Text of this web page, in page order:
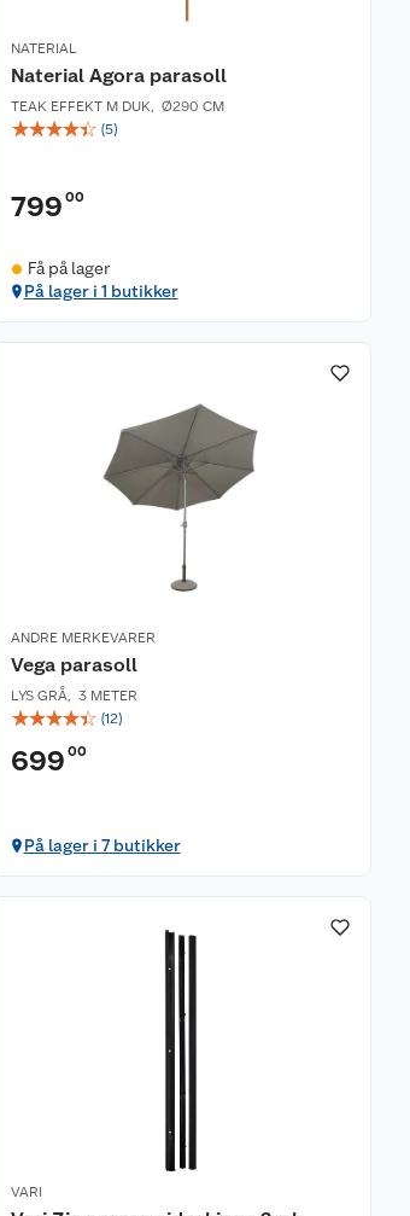
NATERIAL
Naterial Agora parasoll
TEAK EFFEKT M DUK, Ø290 CM
☆☆☆☆☆ (5)
799 00
Få på lager
På lager i 1 butikker
ANDRE MERKEVARER
Vega parasoll
LYS GRÅ, 3 METER
☆☆☆☆☆ (12)
699 00
På lager i 7 butikker
VARI